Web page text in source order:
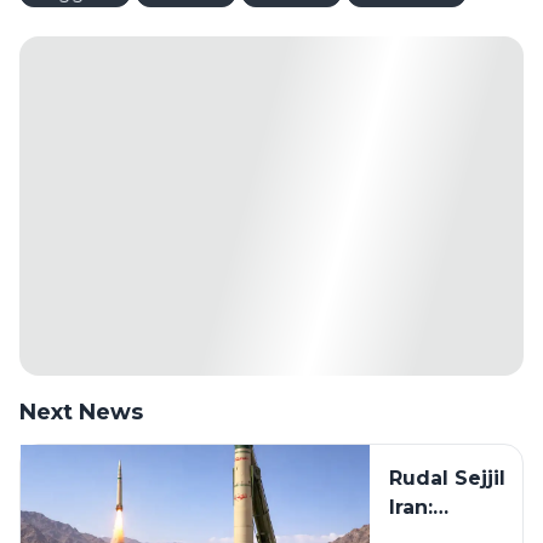
Next News
Rudal Sejjil
Iran: